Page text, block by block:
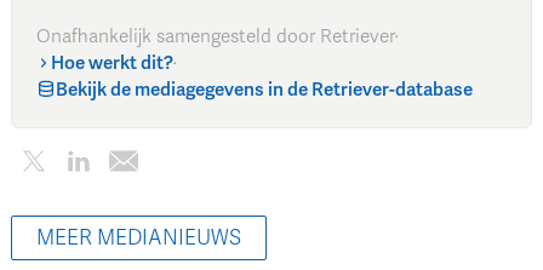
Onafhankelijk samengesteld door Retriever·
Hoe werkt dit?·
Bekijk de mediagegevens in de Retriever-database
MEER MEDIANIEUWS